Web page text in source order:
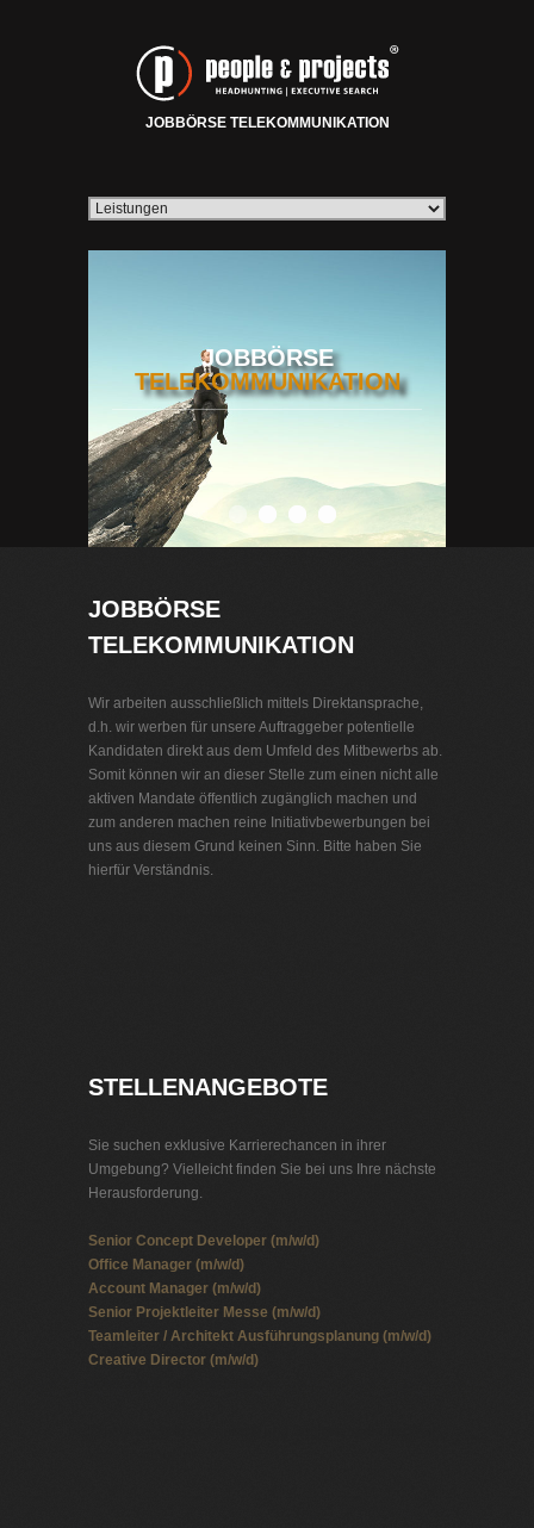
JOBBÖRSE TELEKOMMUNIKATION
JOBBÖRSE
TELEKOMMUNIKATION
0 1 2 3
JOBBÖRSE
TELEKOMMUNIKATION
Wir arbeiten ausschließlich mittels Direktansprache,
d.h. wir werben für unsere Auftraggeber potentielle
Kandidaten direkt aus dem Umfeld des Mitbewerbs ab.
Somit können wir an dieser Stelle zum einen nicht alle
aktiven Mandate öffentlich zugänglich machen und
zum anderen machen reine Initiativbewerbungen bei
uns aus diesem Grund keinen Sinn. Bitte haben Sie
hierfür Verständnis.
STELLENANGEBOTE
Sie suchen exklusive Karrierechancen in ihrer
Umgebung? Vielleicht finden Sie bei uns Ihre nächste
Herausforderung.
Senior Concept Developer (m/w/d)
Office Manager (m/w/d)
Account Manager (m/w/d)
Senior Projektleiter Messe (m/w/d)
Teamleiter / Architekt Ausführungsplanung (m/w/d)
Creative Director (m/w/d)